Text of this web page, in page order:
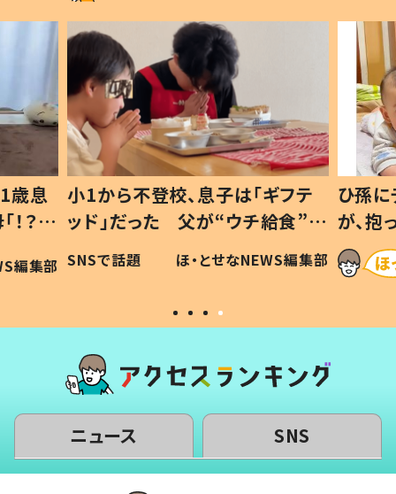
歳息
？」
編集部
小1から不登校、息子は「ギフテ
ッド」だった 父が“ウチ給食”を
作り続ける理由とは #令和の親
#令和の子
SNSで話題 ほ・とせなNEWS編集部
ひ孫
が、
「涙が
い」
ニュース SNS